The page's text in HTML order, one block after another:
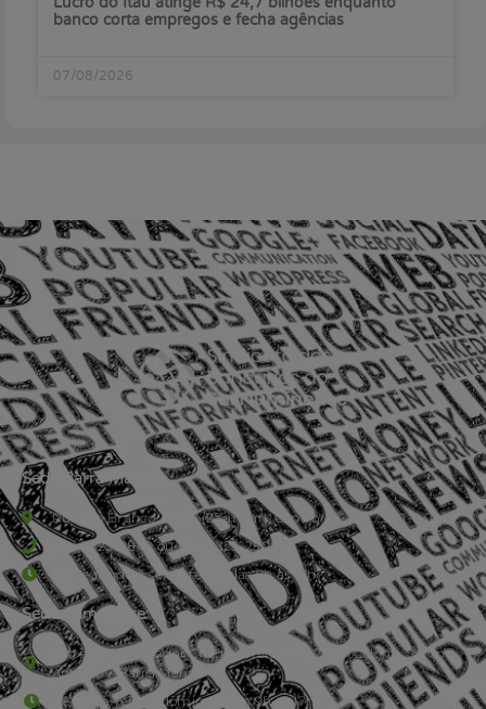
banco corta empregos e fecha agências
07/08/2026
Sede Barra Mansa
Rua Rio Branco, nº107 (2º andar), Centro - Cep: 27.330-030
(24) 3323-2848 ou (24) 3323-2500
De segunda à sexta-feira , das 9h às 17h.
Sede Campestre:
Estrada Governador Chagas Freitas – 3.780 – Colônia Santo
Antônio – Barra Mansa
De terça-feira a domingo, das 9h às 17h